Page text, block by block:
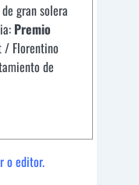
gran solera
Premio
/ Florentino
de
o editor.